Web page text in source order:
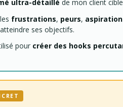
ultra-détaillé de mon client
frustrations, peurs,
ses objectifs.
pour créer des hooks